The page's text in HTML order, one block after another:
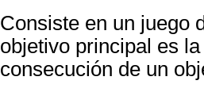
Consiste en un juego
objetivo principal es
consecución de un